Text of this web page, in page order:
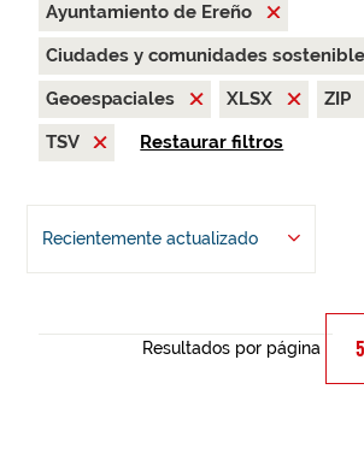
Ayuntamiento de Ereño
Ciudades y comunidades
Geoespaciales
XLSX ZIP
TSV
Restaurar filtros
Recientemente actualizado
Resultados por página